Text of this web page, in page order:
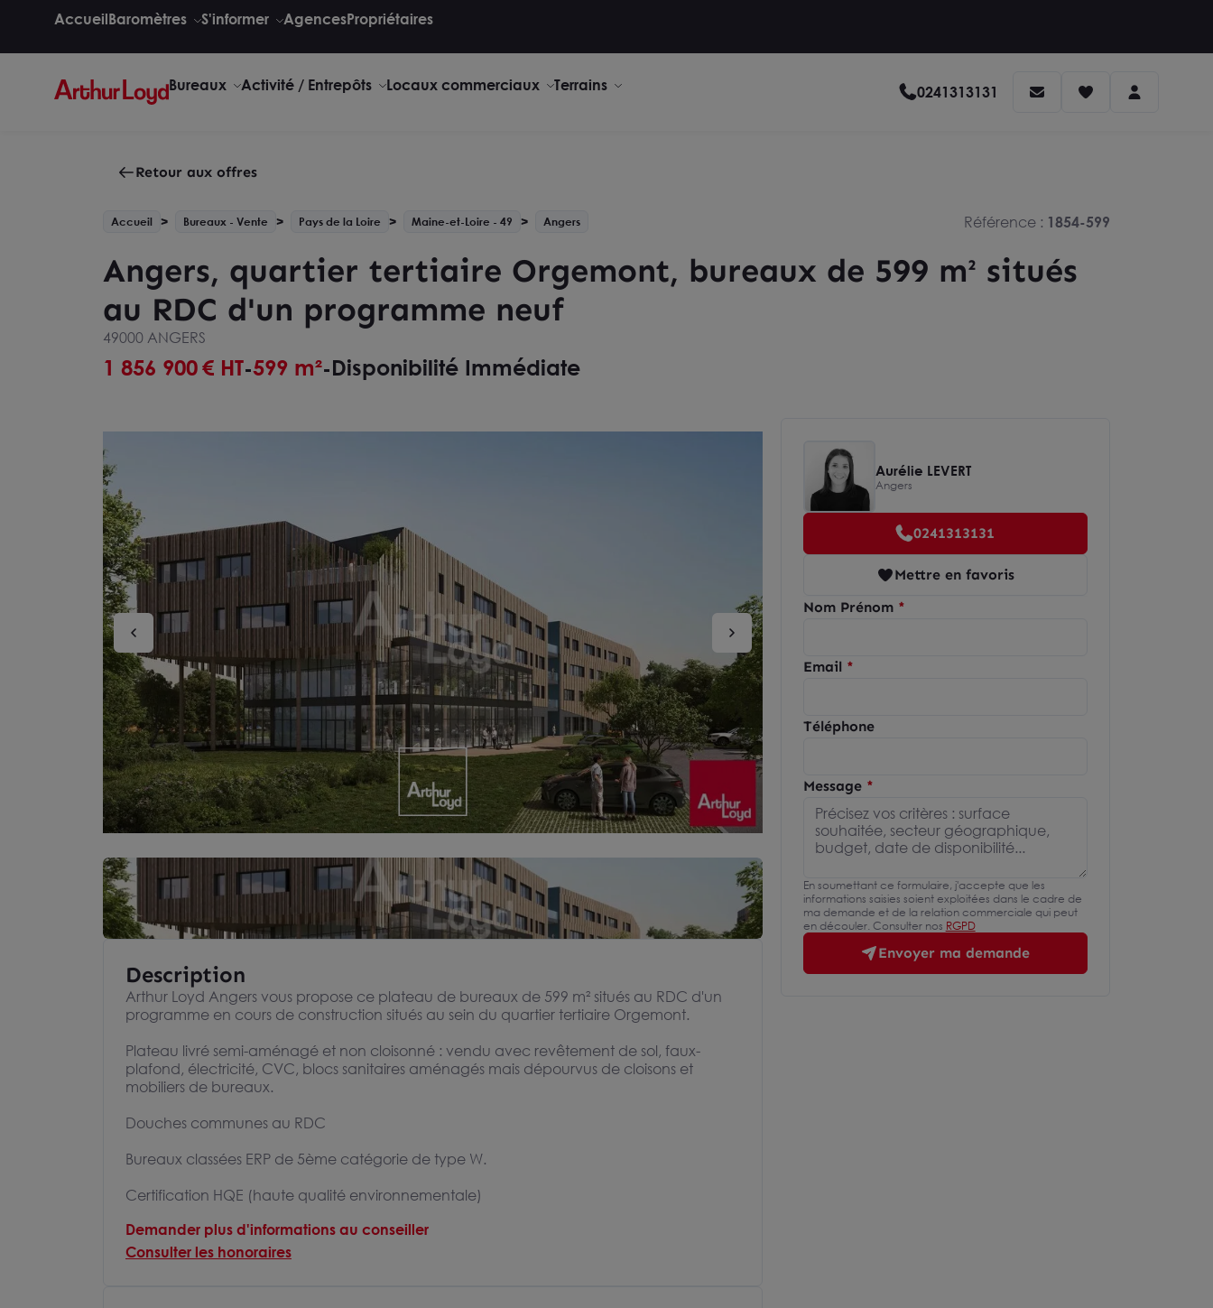
AccueilBaromètres S'informer AgencesPropriétaires
Bureaux Activité / Entrepôts Locaux commerciaux Terrains 0241313131
Retour aux offres
Accueil Bureaux - Vente Pays de la Loire Maine-et-Loire - 49 Angers Référence : 1854-599
Angers, quartier tertiaire Orgemont, bureaux de 599 m² situés
au RDC d'un programme neuf
49000 ANGERS
1 856 900€ HT-599 m²-Disponibilité Immédiate
Description
Arthur Loyd Angers vous propose ce plateau de bureaux de 599 m² situés au RDC d'un
programme en cours de construction situés au sein du quartier tertiaire Orgemont.
Plateau livré semi-aménagé et non cloisonné : vendu avec revêtement de sol, faux-
plafond, électricité, CVC, blocs sanitaires aménagés mais dépourvus de cloisons et
mobiliers de bureaux.
Douches communes au RDC
Bureaux classées ERP de 5ème catégorie de type W.
Certification HQE (haute qualité environnementale)
Demander plus d'informations au conseiller
Consulter les honoraires
Aurélie LEVERT
Angers
0241313131
Mettre en favoris
Nom Prénom
Email
Téléphone
Message
En soumettant ce formulaire, j'accepte que les
informations saisies soient exploitées dans le cadre de
ma demande et de la relation commerciale qui peut
en découler. Consulter nos RGPD
Envoyer ma demande